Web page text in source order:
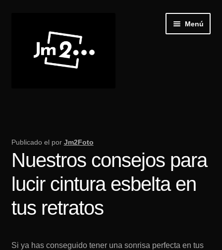
navegación
contenido
Menú
hijo
Recibir Castings
Publica tu casting
Blog
Publicado el por Jm2Foto
Nuestros consejos para
lucir cintura esbelta en
tus retratos
Si ya has conseguido tener una sonrisa perfecta en tus